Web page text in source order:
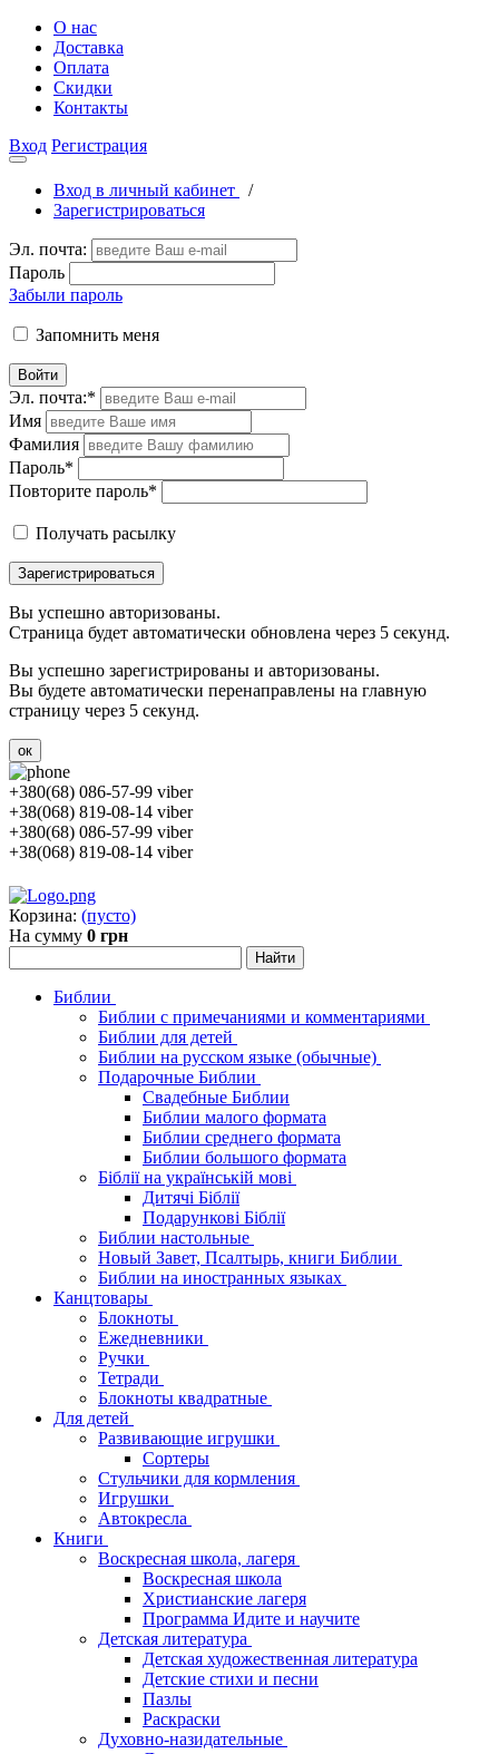
О нас
Доставка
Оплата
Скидки
Контакты
Вход Регистрация
Вход в личный кабинет
/
Зарегистрироваться
Эл. почта:
Пароль
Забыли пароль
Запомнить меня
Войти
Эл. почта:*
Имя
Фамилия
Пароль*
Повторите пароль*
Получать расылку
Зарегистрироваться
Вы успешно авторизованы.
Страница будет автоматически обновлена через 5 секунд.
Вы успешно зарегистрированы и авторизованы.
Вы будете автоматически перенаправлены на главную
страницу через 5 секунд.
ок
+380(68) 086-57-99 viber
+38(068) 819-08-14 viber
+380(68) 086-57-99 viber
+38(068) 819-08-14 viber
Корзина: (пусто)
На сумму 0 грн
Библии
Библии с примечаниями и комментариями
Библии для детей
Библии на русском языке (обычные)
Подарочные Библии
Свадебные Библии
Библии малого формата
Библии среднего формата
Библии большого формата
Біблії на українській мові
Дитячі Біблії
Подарункові Біблії
Библии настольные
Новый Завет, Псалтырь, книги Библии
Библии на иностранных языках
Канцтовары
Блокноты
Ежедневники
Ручки
Тетради
Блокноты квадратные
Для детей
Развивающие игрушки
Сортеры
Стульчики для кормления
Игрушки
Автокресла
Книги
Воскресная школа, лагеря
Воскресная школа
Христианские лагеря
Программа Идите и научите
Детская литература
Детская художественная литература
Детские стихи и песни
Пазлы
Раскраски
Духовно-назидательные